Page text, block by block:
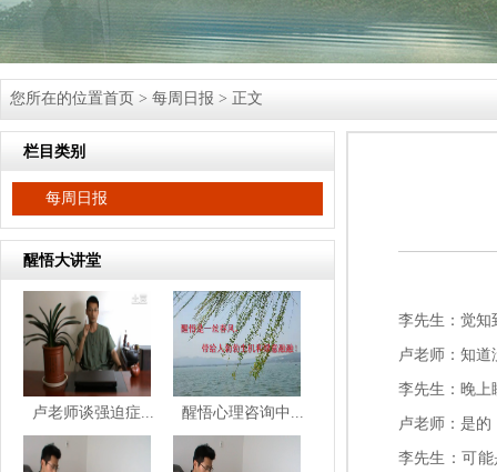
您所在的位置首页 > 每周日报 > 正文
栏目类别
每周日报
醒悟大讲堂
卢老师谈强迫症... 醒悟心理咨询中...
李先生：觉知
卢老师：知
李先生：晚上
卢老师：是
李先生：可